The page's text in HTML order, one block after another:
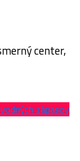
center,
zápasov